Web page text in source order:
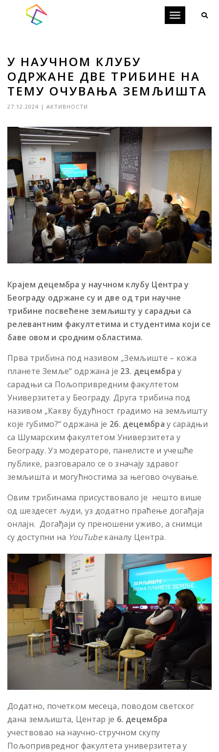
Toggle
У НАУЧНОМ КЛУБУ
ОДРЖАНЕ ДВЕ ТРИБИНЕ НА
ТЕМУ ОЧУВАЊА ЗЕМЉИШТА
27.12.2024 | АКТИВНОСТИ
Крајем децембра у научном клубу Центра у
Београду одржане су и две од три научне
трибине посвећене земљишту у сарадњи са
релевантним факултетима и студентима који се
баве овом и сродним областима.
Прва трибина под називом „Земљиште – кожа
планете Земље“ одржана је 23. децембра у
сарадњи са Пољопривредним факултетом
Универзитета у Београду. Друга трибина под
називом „Какву будућност градимо на земљишту
које губимо?“ одржана је 26. децембра у сарадњи
са Шумарским факултетом Универзитета у
Београду. Уз модераторе, панелисте и учешће
публике, разговарало се о значају здравог
земљишта и могућностима за његово очување.
Овим трибинама присуствовало је нешто више
од шездесет људи, уз додатно праћење догађаја
онлајн. Догађаји су преношени уживо, а снимци
су доступни на YouTubeканалу Центра.
Додатно, почетком месеца, поводом светског
дана земљишта, Центар је 6. децембра
учествовао на научно-стручном скупу
Пољопривредног факултета универзитета у